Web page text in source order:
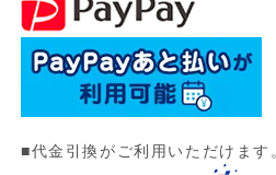
■代金引換がご利用いただけます